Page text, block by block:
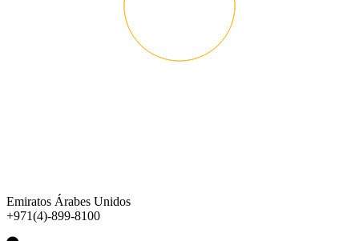
Emiratos Árabes Unidos
+971(4)-899-8100